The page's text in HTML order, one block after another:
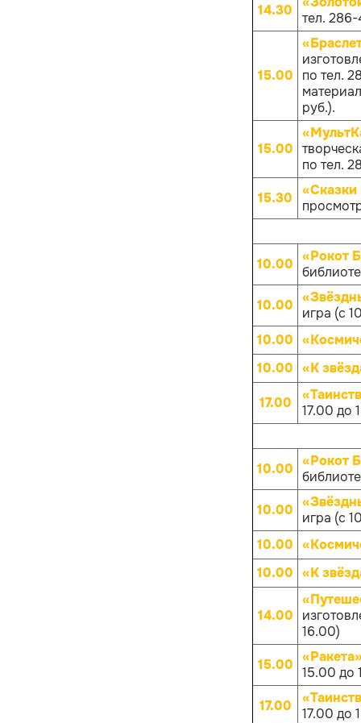
14.30
тел.
15.00
по тел.
руб.).
15.00
по тел.
15.30
«Сказки
10.00 «Рокот
10.00
игра (с
10.00
10.00 «К
17.00
17.00 до
10.00 «Рокот
10.00
игра (с
10.00
10.00 «К
14.00
16.00)
15.00 15.00 до
17.00
17.00 до